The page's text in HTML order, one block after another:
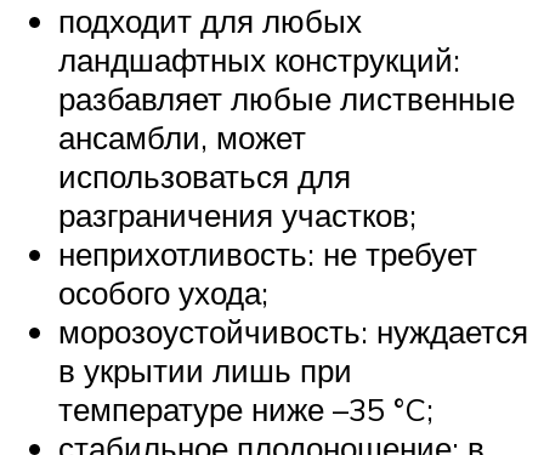
подходит для любых
ландшафтных конструкций:
разбавляет любые лиственные
ансамбли, может
использоваться для
разграничения участков;
неприхотливость: не требует
особого ухода;
морозоустойчивость: нуждается
в укрытии лишь при
температуре ниже –35 °C;